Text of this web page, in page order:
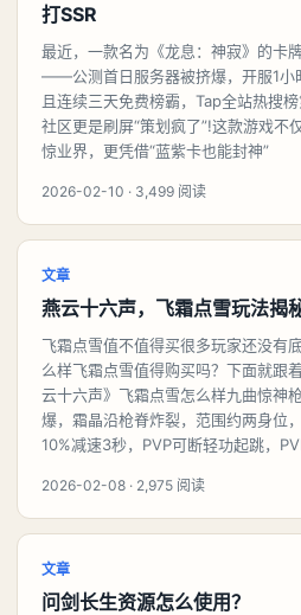
打SSR
最近，一款名为《龙息：神寂》的卡
——公测首日服务器被挤爆，开服1小
且连续三天免费榜霸，Tap全站热搜
社区更是刷屏“策划疯了”!这款游戏不
惊业界，更凭借“蓝紫卡也能封神”
2026-02-10 · 3,499 阅读
文章
燕云十六声，飞霜点雪玩法揭
飞霜点雪值不值得买很多玩家还没有
么样飞霜点雪值得购买吗？下面就跟
云十六声》飞霜点雪怎么样九曲惊神
爆，霜晶沿枪脊炸裂，范围约两身位
10%减速3秒，PVP可断轻功起跳，
2026-02-08 · 2,975 阅读
文章
问剑长生资源怎么使用？